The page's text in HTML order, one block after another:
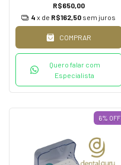
R$650,00
4 x de R$162,50 sem juros
COMPRAR
Quero falar com
Especialista
6% OFF